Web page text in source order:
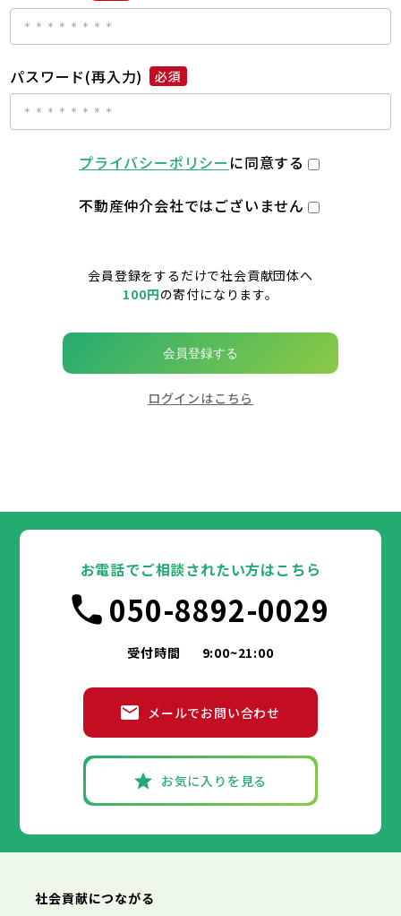
パスワード(再入力) 必須
プライバシーポリシー に同意する
不動産仲介会社ではございません
会員登録をするだけで社会貢献団体へ
100円の寄付になります。
会員登録する
ログインはこちら
お電話でご相談されたい方はこちら
050-8892-0029
受付時間 9:00~21:00
メールでお問い合わせ
お気に入りを見る
社会貢献につながる